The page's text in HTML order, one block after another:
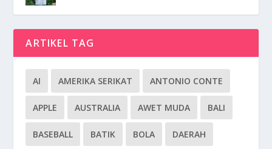
ARTIKEL TAG
AI AMERIKA SERIKAT ANTONIO CONTE
APPLE AUSTRALIA AWET MUDA BALI
BASEBALL BATIK BOLA DAERAH